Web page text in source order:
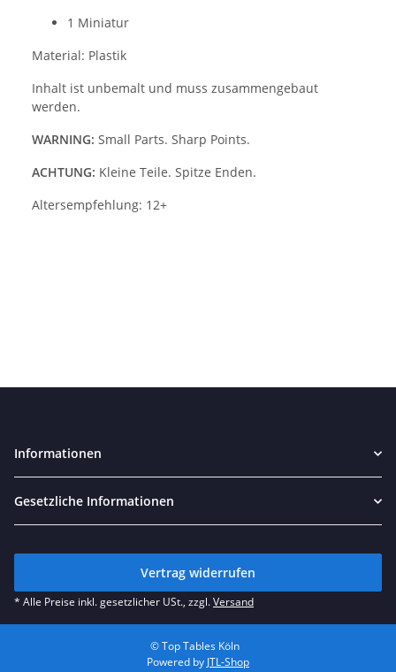
1 Miniatur
Material: Plastik
Inhalt ist unbemalt und muss zusammengebaut
werden.
WARNING: Small Parts. Sharp Points.
ACHTUNG: Kleine Teile. Spitze Enden.
Altersempfehlung: 12+
Informationen
Gesetzliche Informationen
Vertrag widerrufen
* Alle Preise inkl. gesetzlicher USt., zzgl.Versand
© Top Tables Köln
Powered by JTL-Shop